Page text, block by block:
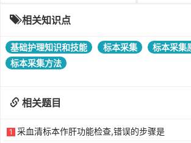
相关知识点
基础护理知识和技能 标本采集
标本采集
标本采集方法
相关题目
1 采血清标本作肝功能检查,错误的步骤是